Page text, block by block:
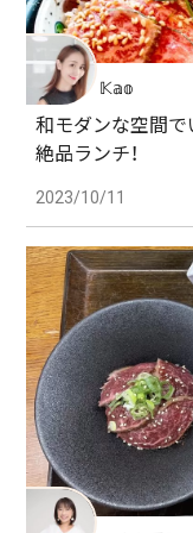
𝕂𝕒𝕠
和モダンな空間で
絶品ランチ！
2023/10/11